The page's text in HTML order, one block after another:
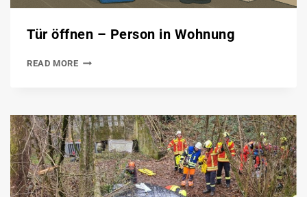
Tür öffnen – Person in Wohnung
READ MORE